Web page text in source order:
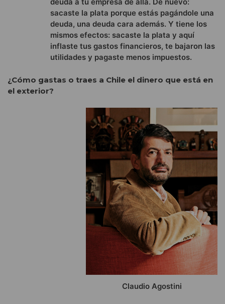
deuda a tu empresa de allá. De nuevo:
sacaste la plata porque estás pagándole una
deuda, una deuda cara además. Y tiene los
mismos efectos: sacaste la plata y aquí
inflaste tus gastos financieros, te bajaron las
utilidades y pagaste menos impuestos.
¿Cómo gastas o traes a Chile el dinero que está en
el exterior?
Claudio Agostini